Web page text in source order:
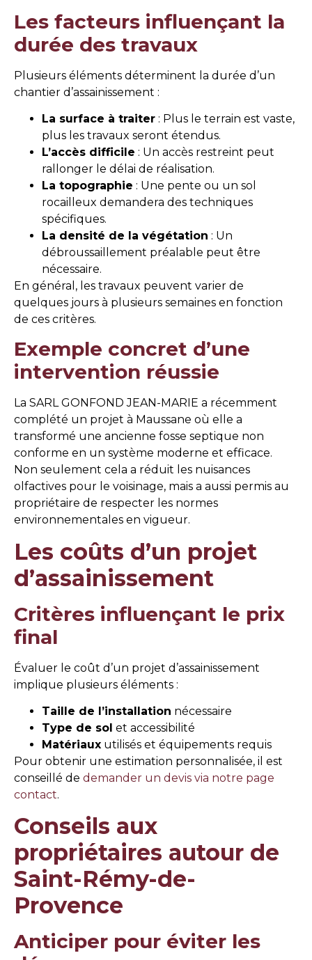
Les facteurs influençant la
durée des travaux
Plusieurs éléments déterminent la durée d’un
chantier d’assainissement :
La surface à traiter : Plus le terrain est vaste,
plus les travaux seront étendus.
L’accès difficile : Un accès restreint peut
rallonger le délai de réalisation.
La topographie : Une pente ou un sol
rocailleux demandera des techniques
spécifiques.
La densité de la végétation : Un
débroussaillement préalable peut être
nécessaire.
En général, les travaux peuvent varier de
quelques jours à plusieurs semaines en fonction
de ces critères.
Exemple concret d’une
intervention réussie
La SARL GONFOND JEAN-MARIE a récemment
complété un projet à Maussane où elle a
transformé une ancienne fosse septique non
conforme en un système moderne et efficace.
Non seulement cela a réduit les nuisances
olfactives pour le voisinage, mais a aussi permis au
propriétaire de respecter les normes
environnementales en vigueur.
Les coûts d’un projet
d’assainissement
Critères influençant le prix
final
Évaluer le coût d’un projet d’assainissement
implique plusieurs éléments :
Taille de l’installation nécessaire
Type de sol et accessibilité
Matériaux utilisés et équipements requis
Pour obtenir une estimation personnalisée, il est
conseillé de demander un devis via notre page
contact.
Conseils aux
propriétaires autour de
Saint-Rémy-de-
Provence
Anticiper pour éviter les